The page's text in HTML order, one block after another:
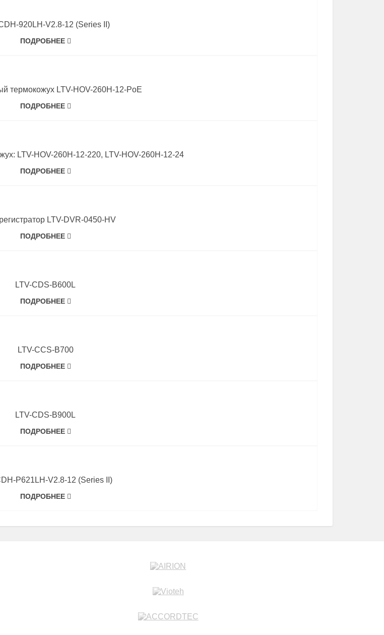
920LH-V2.8-12 (Series II)
ПОДРОБНЕЕ
термокожух LTV-HOV-260H-12-PoE
ПОДРОБНЕЕ
LTV-HOV-260H-12-220, LTV-HOV-260H-12-24
ПОДРОБНЕЕ
LTV-DVR-0450-HV
ПОДРОБНЕЕ
LTV-CDS-B600L
ПОДРОБНЕЕ
LTV-CCS-B700
ПОДРОБНЕЕ
LTV-CDS-B900L
ПОДРОБНЕЕ
P621LH-V2.8-12 (Series II)
ПОДРОБНЕЕ